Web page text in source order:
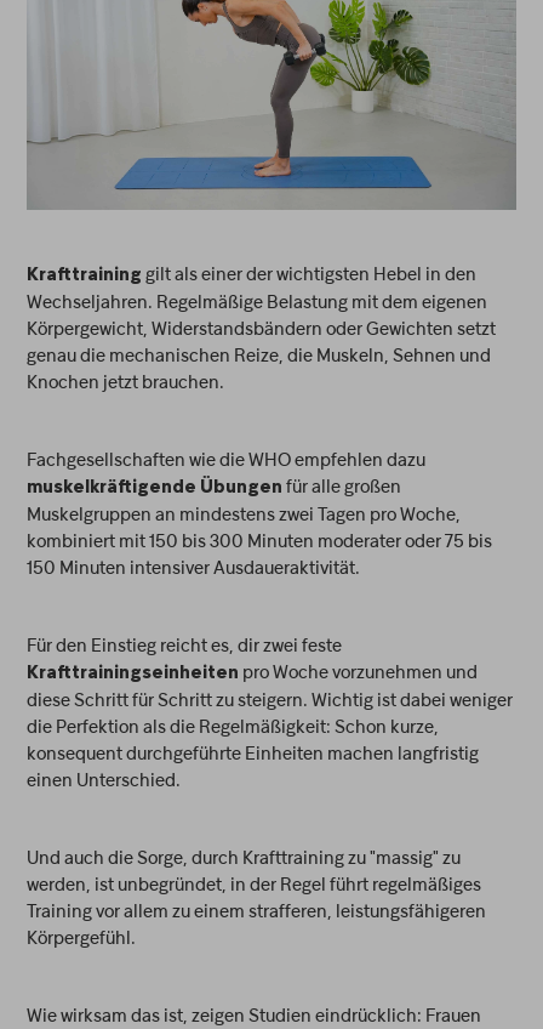
Krafttraining gilt als einer der wichtigsten Hebel in den
Wechseljahren. Regelmäßige Belastung mit dem eigenen
Körpergewicht, Widerstandsbändern oder Gewichten setzt
genau die mechanischen Reize, die Muskeln, Sehnen und
Knochen jetzt brauchen.
Fachgesellschaften wie die WHO empfehlen dazu
muskelkräftigende Übungen für alle großen
Muskelgruppen an mindestens zwei Tagen pro Woche,
kombiniert mit 150 bis 300 Minuten moderater oder 75 bis
150 Minuten intensiver Ausdaueraktivität.
Für den Einstieg reicht es, dir zwei feste
Krafttrainingseinheiten pro Woche vorzunehmen und
diese Schritt für Schritt zu steigern. Wichtig ist dabei weniger
die Perfektion als die Regelmäßigkeit: Schon kurze,
konsequent durchgeführte Einheiten machen langfristig
einen Unterschied.
Und auch die Sorge, durch Krafttraining zu "massig" zu
werden, ist unbegründet, in der Regel führt regelmäßiges
Training vor allem zu einem strafferen, leistungsfähigeren
Körpergefühl.
Wie wirksam das ist, zeigen Studien eindrücklich: Frauen